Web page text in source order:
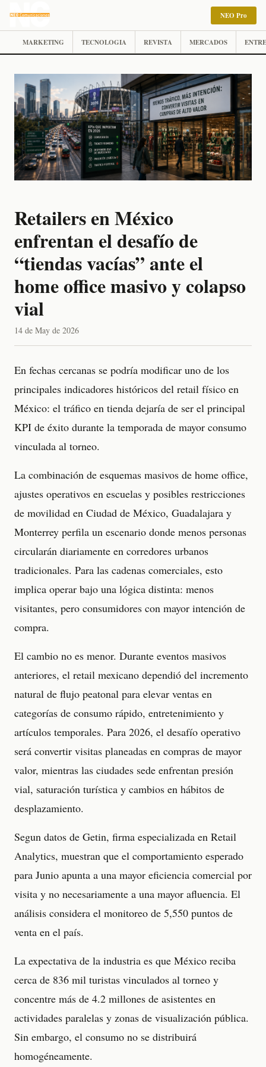
NEO Pro
MARKETING TECNOLOGIA REVISTA MERCADOS
Retailers en México
enfrentan el desafío de
“tiendas vacías” ante el
home office masivo y colapso
vial
14 de May de 2026
En fechas cercanas se podría modificar uno de los
principales indicadores históricos del retail físico en
México: el tráfico en tienda dejaría de ser el principal
KPI de éxito durante la temporada de mayor consumo
vinculada al torneo.
La combinación de esquemas masivos de home office,
ajustes operativos en escuelas y posibles restricciones
de movilidad en Ciudad de México, Guadalajara y
Monterrey perfila un escenario donde menos personas
circularán diariamente en corredores urbanos
tradicionales. Para las cadenas comerciales, esto
implica operar bajo una lógica distinta: menos
visitantes, pero consumidores con mayor intención de
compra.
El cambio no es menor. Durante eventos masivos
anteriores, el retail mexicano dependió del incremento
natural de flujo peatonal para elevar ventas en
categorías de consumo rápido, entretenimiento y
artículos temporales. Para 2026, el desafío operativo
será convertir visitas planeadas en compras de mayor
valor, mientras las ciudades sede enfrentan presión
vial, saturación turística y cambios en hábitos de
desplazamiento.
Segun datos de Getin, firma especializada en Retail
Analytics, muestran que el comportamiento esperado
para Junio apunta a una mayor eficiencia comercial por
visita y no necesariamente a una mayor afluencia. El
análisis considera el monitoreo de 5,550 puntos de
venta en el país.
La expectativa de la industria es que México reciba
cerca de 836 mil turistas vinculados al torneo y
concentre más de 4.2 millones de asistentes en
actividades paralelas y zonas de visualización pública.
Sin embargo, el consumo no se distribuirá
homogéneamente.